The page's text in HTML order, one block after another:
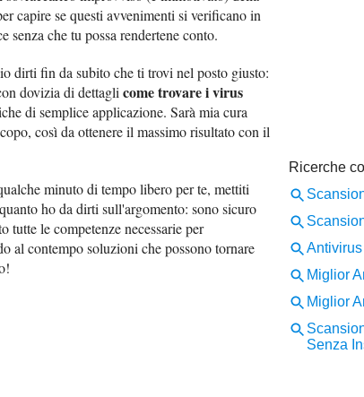
capire se questi avvenimenti si verificano in
senza che tu possa rendertene conto.
dirti fin da subito che ti trovi nel posto giusto:
dovizia di dettagli come trovare i virus
di semplice applicazione. Sarà mia cura
così da ottenere il massimo risultato con il
minuto di tempo libero per te, mettiti
ho da dirti sull'argomento: sono sicuro
tutte le competenze necessarie per
al contempo soluzioni che possono tornare